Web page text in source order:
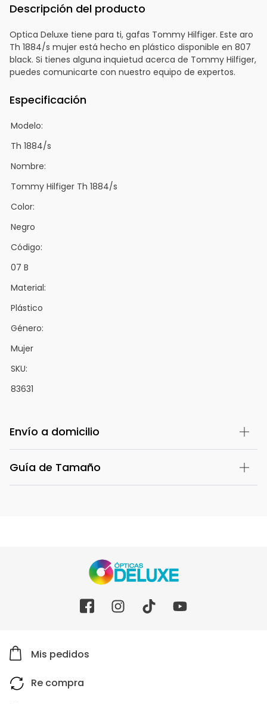
Descripción del producto
Optica Deluxe tiene para ti, gafas Tommy Hilfiger. Este aro
Th 1884/s mujer está hecho en plástico disponible en 807
black. Si tienes alguna inquietud acerca de Tommy Hilfiger,
puedes comunicarte con nuestro equipo de expertos.
Especificación
Modelo:
Th 1884/s
Nombre:
Tommy Hilfiger Th 1884/s
Color:
Negro
Código:
07 B
Material:
Plástico
Género:
Mujer
SKU:
83631
Envío a domicilio
Guía de Tamaño
Mis pedidos
Re compra